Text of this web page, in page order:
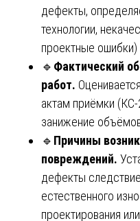
дефекты,
технологии,
проектные ошибки)
🔹 Фактический
работ.
актам приёмки
занижение
🔹 Причины
повреждений.
дефекты
естественного
проектирования